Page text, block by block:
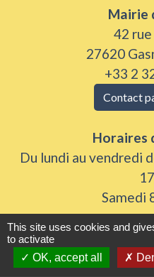
Mairie
42
27620
+33 2
Contact
Horaires
Du lundi au vendredi
Samedi
This site uses cookies and
to activate
OK, accept all